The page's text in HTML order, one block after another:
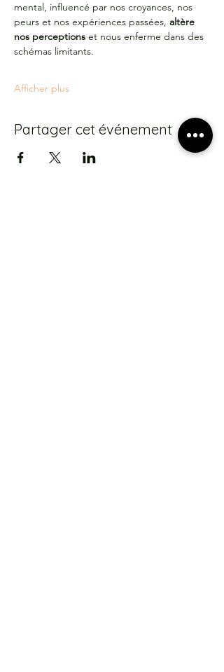
mental, influencé par nos croyances, nos
peurs et nos expériences passées, altère
nos perceptions et nous enferme dans des
schémas limitants.
Afficher plus
Partager cet événement